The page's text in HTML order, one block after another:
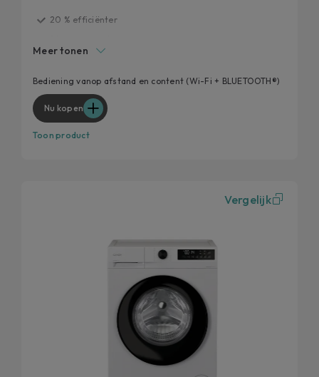
20 % efficiënter
Een slimere Candy voor een betere gebruikerservaring
Verhoog de hygiëne van je wasmachine
Meer tonen
Bediening vanop afstand en content (Wi-Fi + BLUETOOTH®)
Nu kopen
Toon product
Vergelijk